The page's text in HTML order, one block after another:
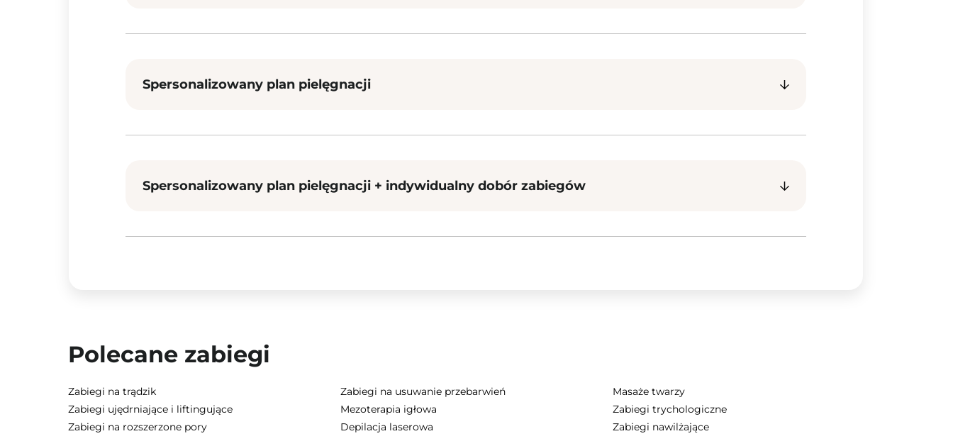
Spersonalizowany plan pielęgnacji
Spersonalizowany plan pielęgnacji + indywidualny dobór zabiegów
Polecane zabiegi
Zabiegi na trądzik Zabiegi na usuwanie przebarwień
Masaże twarzy
Zabiegi ujędrniające i liftingujące
Mezoterapia igłowa
Zabiegi trychologiczne
Zabiegi na rozszerzone pory
Depilacja laserowa Zabiegi nawilżające